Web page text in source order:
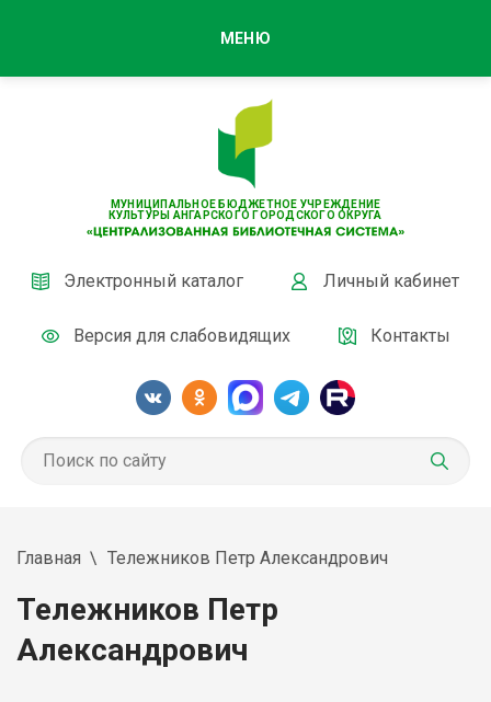
МУНИЦИПАЛЬНОЕ БЮДЖЕТНОЕ УЧРЕЖДЕНИЕ
КУЛЬТУРЫ АНГАРСКОГО ГОРОДСКОГО ОКРУГА
Электронный каталог Личный кабинет
Версия для слабовидящих Контакты
МЕНЮ
Главная Тележников Петр Александрович
Тележников Петр
Александрович